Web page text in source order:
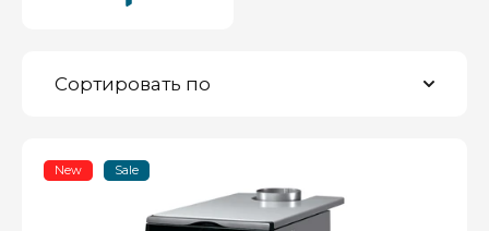
Сортировать по
New Sale